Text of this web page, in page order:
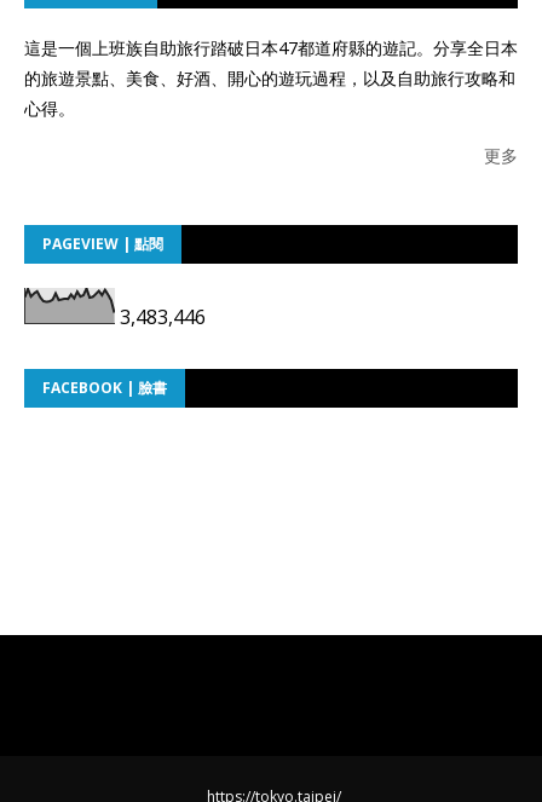
這是一個上班族自助旅行踏破日本47都道府縣的遊記。分享全日本
的旅遊景點、美食、好酒、開心的遊玩過程，以及自助旅行攻略和
心得。
更多
PAGEVIEW | 點閱
3,483,446
FACEBOOK | 臉書
https://tokyo.taipei/